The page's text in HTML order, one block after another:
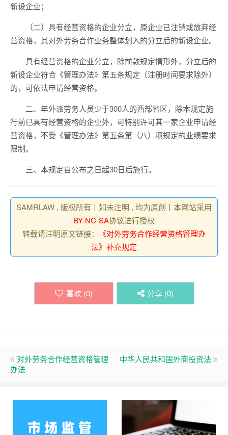
新设企业；
（二）具有经营资格的企业分立，原企业已注销或放弃经
营资格，其对外劳务合作业务整体划入的分立后的新设企业。
具有经营资格的企业分立，除前款规定情形外，分立后的
新设企业符合《管理办法》第五条规定（注册时间要求除外）
的，可依法申请经营资格。
二、年外派劳务人员少于300人的西部省区，除本规定施
行前已具有经营资格的企业外，可特别许可其一家企业申请经
营资格，不受《管理办法》第五条第（八）项规定的业绩要求
限制。
三、本规定自公布之日起30日后施行。
SAMRLAW , 版权所有丨如未注明 , 均为原创丨本网站采用
BY-NC-SA协议进行授权
转载请注明原文链接：
《对外劳务合作经营资格管理办
法》补充规定
喜欢 (0) 分享 (0)
对外劳务合作经营资格管理
办法
中华人民共和国外商投资法